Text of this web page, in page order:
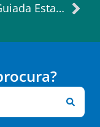
Visita Guiada Estação Mogiana de Mogi Mirim